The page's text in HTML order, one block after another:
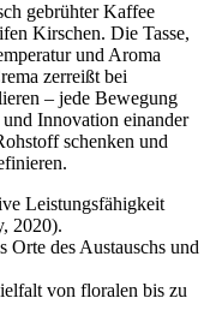
gebrühter Kaffee
Kirschen. Die Tasse,
und Aroma
zerreißt bei
– jede Bewegung
Innovation einander
schenken und
Leistungsfähigkeit
2020).
Orte des Austauschs und
von floralen bis zu